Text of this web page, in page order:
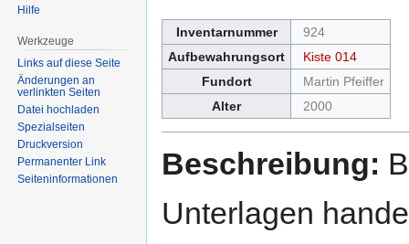
Inventarnummer
924
Aufbewahrungsort
Kiste 014
Fundort
Martin Pfeiffer
Alter
2000
Beschreibung:
Unterlagen
Hilfe
Werkzeuge
Links auf diese Seite
Änderungen an
verlinkten Seiten
Datei hochladen
Spezialseiten
Druckversion
Permanenter Link
Seiten­informationen